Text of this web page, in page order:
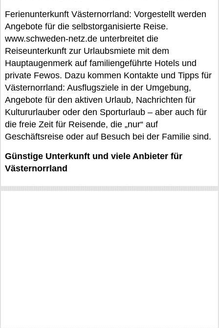
Ferienunterkunft Västernorrland: Vorgestellt werden
Angebote für die selbstorganisierte Reise.
www.schweden-netz.de unterbreitet die
Reiseunterkunft zur Urlaubsmiete mit dem
Hauptaugenmerk auf familiengeführte Hotels und
private Fewos. Dazu kommen Kontakte und Tipps für
Västernorrland: Ausflugsziele in der Umgebung,
Angebote für den aktiven Urlaub, Nachrichten für
Kultururlauber oder den Sporturlaub – aber auch für
die freie Zeit für Reisende, die „nur“ auf
Geschäftsreise oder auf Besuch bei der Familie sind.
Günstige Unterkunft und viele Anbieter für
Västernorrland